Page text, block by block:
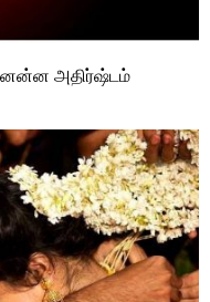
அதிர்ஷ்டம்